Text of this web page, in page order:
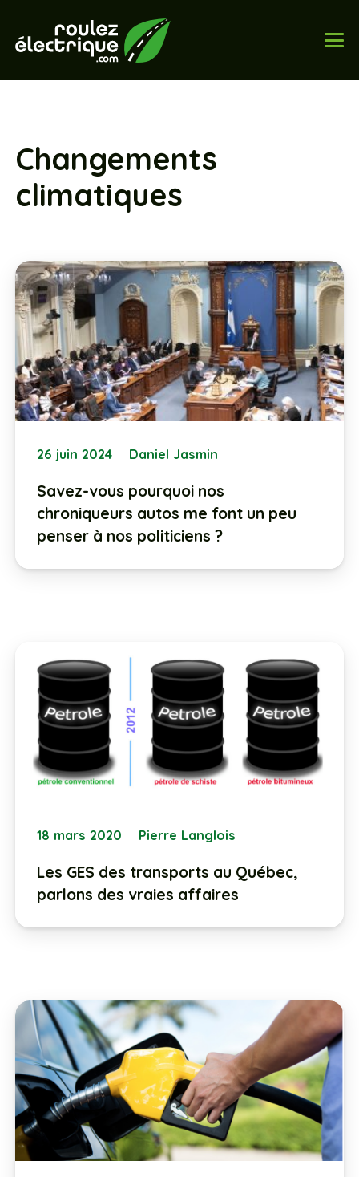
Changements
climatiques
26 juin 2024 Daniel Jasmin
Savez-vous pourquoi nos
chroniqueurs autos me font un peu
penser à nos politiciens ?
18 mars 2020 Pierre Langlois
Les GES des transports au Québec,
parlons des vraies affaires